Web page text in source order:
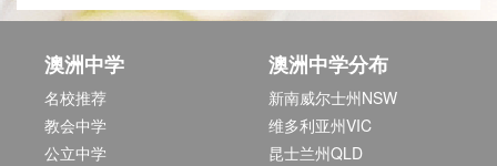
澳洲中学
名校推荐
教会中学
公立中学
澳洲中学分布
新南威尔士州NSW
维多利亚州VIC
昆士兰州QLD